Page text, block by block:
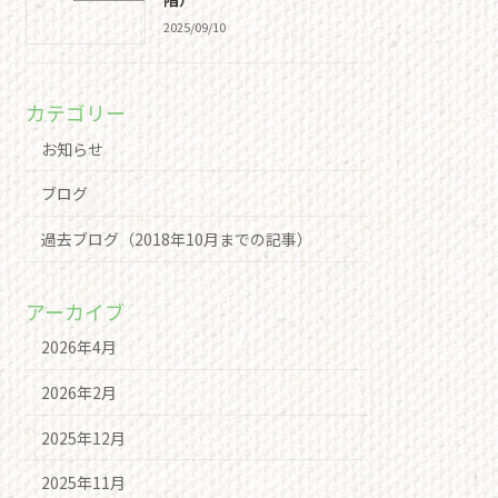
2025/09/10
カテゴリー
お知らせ
ブログ
過去ブログ（2018年10月までの記事）
アーカイブ
2026年4月
2026年2月
2025年12月
2025年11月